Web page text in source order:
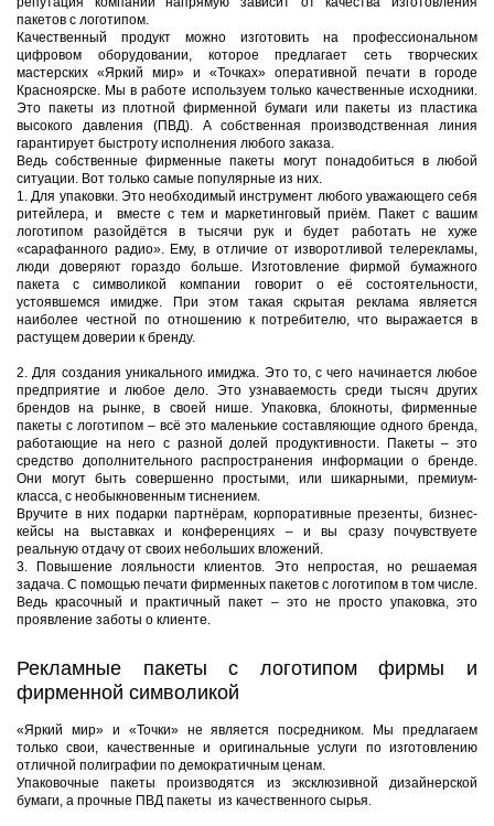
пакетов с логотипом.
Качественный продукт можно изготовить на профессиональном
цифровом оборудовании, которое предлагает сеть творческих
мастерских «Яркий мир» и «Точках» оперативной печати в городе
Красноярске. Мы в работе используем только качественные исходники.
Это пакеты из плотной фирменной бумаги или пакеты из пластика
высокого давления (ПВД). А собственная производственная линия
гарантирует быстроту исполнения любого заказа.
Ведь собственные фирменные пакеты могут понадобиться в любой
ситуации. Вот только самые популярные из них.
1.
Для упаковки. Это необходимый инструмент любого уважающего себя
ритейлера, и вместе с тем и маркетинговый приём. Пакет с вашим
логотипом разойдётся в тысячи рук и будет работать не хуже
«сарафанного радио». Ему, в отличие от изворотливой телерекламы,
люди доверяют гораздо больше. Изготовление фирмой бумажного
пакета с символикой компании говорит о её состоятельности,
устоявшемся имидже. При этом такая скрытая реклама является
наиболее честной по отношению к потребителю, что выражается в
растущем доверии к бренду.
2.
Для создания уникального имиджа. Это то, с чего начинается любое
предприятие и любое дело. Это узнаваемость среди тысяч других
брендов на рынке, в своей нише. Упаковка, блокноты, фирменные
пакеты с логотипом – всё это маленькие составляющие одного бренда,
работающие на него с разной долей продуктивности. Пакеты – это
средство дополнительного распространения информации о бренде.
Они могут быть совершенно простыми, или шикарными, премиум-
класса, с необыкновенным тиснением.
Вручите в них подарки партнёрам, корпоративные презенты, бизнес-
кейсы на выставках и конференциях – и вы сразу почувствуете
реальную отдачу от своих небольших вложений.
3.
Повышение лояльности клиентов. Это непростая, но решаемая
задача. С помощью печати фирменных пакетов с логотипом в том числе.
Ведь красочный и практичный пакет – это не просто упаковка, это
проявление заботы о клиенте.
Рекламные пакеты с логотипом фирмы и
фирменной символикой
«Яркий мир» и «Точки» не является посредником. Мы предлагаем
только свои, качественные и оригинальные услуги по изготовлению
отличной полиграфии по демократичным ценам.
Упаковочные пакеты производятся из эксклюзивной дизайнерской
бумаги, а прочные ПВД пакеты из качественного сырья.